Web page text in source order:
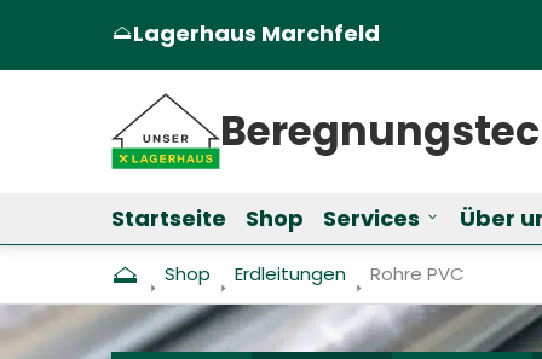
Lagerhaus Marchfeld
(Öffnet in einem neuen Tab oder
Startseite Shop Services Untermenü
Über
Shop Erdleitungen Aktuell: Rohre PVC
Rohre PVC